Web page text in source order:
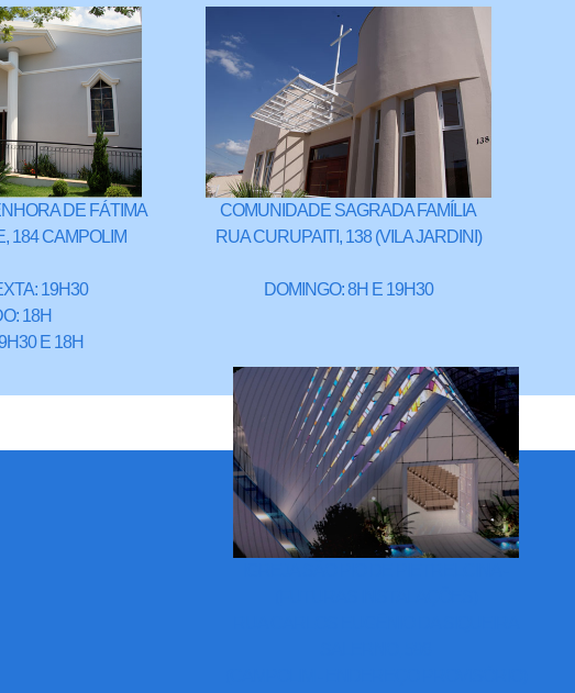
DE FÁTIMA
184 CAMPOLIM
19H30
18H
E 18H
COMUNIDADE SAGRADA FAMÍLIA
RUA CURUPAITI, 138 (VILA JARDINI)
DOMINGO: 8H E 19H30